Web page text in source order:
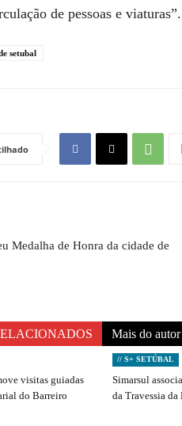
de pessoas e viaturas”.
setubal
Medalha de Honra da cidade de
Mais do autor
visitas guiadas
do Barreiro
// S+ SETÚBAL
Simarsul
da Travessia da